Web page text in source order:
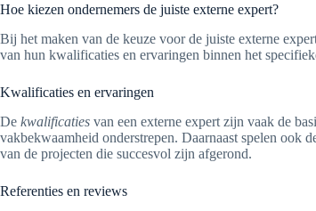
Hoe kiezen ondernemers de juiste externe expert?
Bij het maken van de keuze voor de juiste externe
van hun kwalificaties en ervaringen binnen het
Kwalificaties en ervaringen
De kwalificaties van een externe expert zijn vaak de
vakbekwaamheid onderstrepen. Daarnaast spelen ook
van de projecten die succesvol zijn afgerond.
Referenties en reviews